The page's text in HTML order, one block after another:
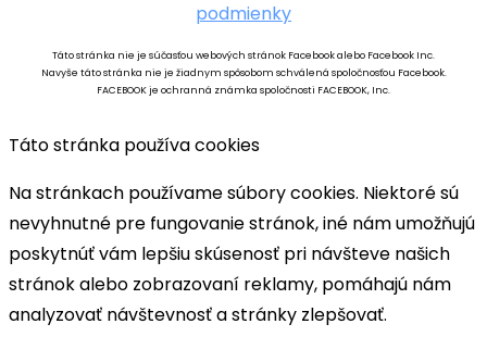
podmienky
Táto stránka nie je súčasťou webových stránok Facebook alebo Facebook Inc.
Navyše táto stránka nie je žiadnym spôsobom schválená spoločnosťou Facebook.
FACEBOOK je ochranná známka spoločnosti FACEBOOK, Inc.
Táto stránka používa cookies
Na stránkach používame súbory cookies. Niektoré sú
nevyhnutné pre fungovanie stránok, iné nám umožňujú
poskytnúť vám lepšiu skúsenosť pri návšteve našich
stránok alebo zobrazovaní reklamy, pomáhajú nám
analyzovať návštevnosť a stránky zlepšovať.